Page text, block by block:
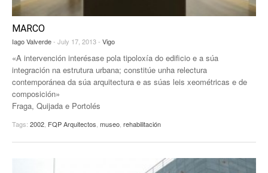
MARCO
Iago Valverde- July 17, 2013 - Vigo
«A intervención interésase pola tipoloxía do edificio e a súa
integración na estrutura urbana; constitúe unha relectura
contemporánea da súa arquitectura e as súas leis xeométricas e de
composición»
Fraga, Quijada e Portolés
Tags: 2002, FQP Arquitectos, museo, rehabilitación